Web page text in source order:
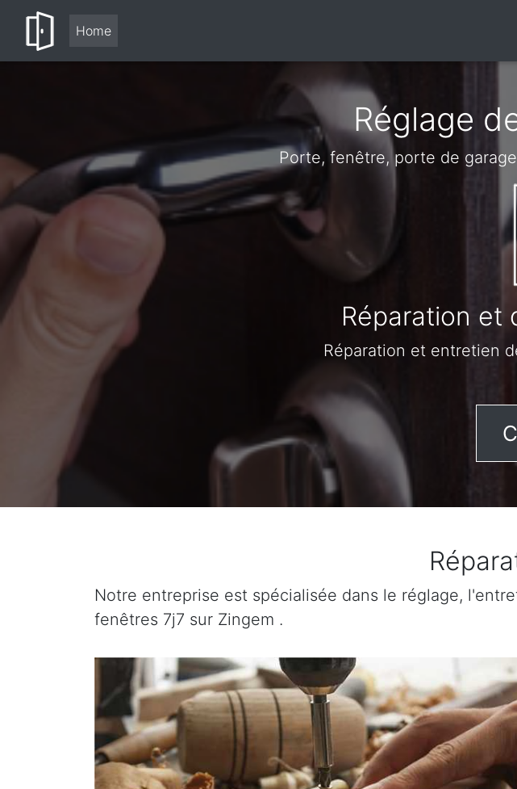
Home
Réglage
Porte, fenêtre, porte de
Réparation et
Réparation et entretien
Notre entreprise est spécialisée dans le réglage,
fenêtres 7j7 sur Zingem .